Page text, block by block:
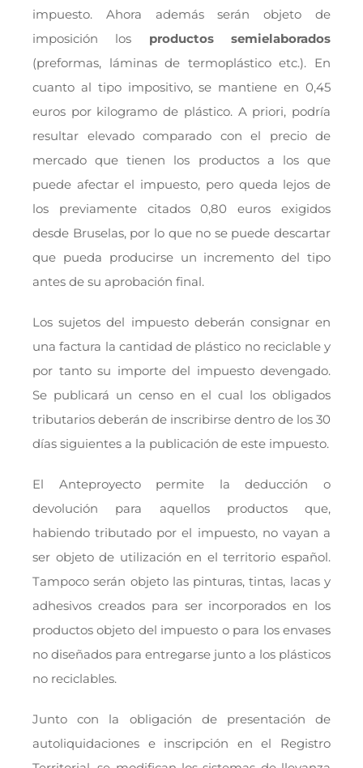
impuesto. Ahora además serán objeto de
imposición los productos semielaborados
(preformas, láminas de termoplástico etc.). En
cuanto al tipo impositivo, se mantiene en 0,45
euros por kilogramo de plástico. A priori, podría
resultar elevado comparado con el precio de
mercado que tienen los productos a los que
puede afectar el impuesto, pero queda lejos de
los previamente citados 0,80 euros exigidos
desde Bruselas, por lo que no se puede descartar
que pueda producirse un incremento del tipo
antes de su aprobación final.
Los sujetos del impuesto deberán consignar en
una factura la cantidad de plástico no reciclable y
por tanto su importe del impuesto devengado.
Se publicará un censo en el cual los obligados
tributarios deberán de inscribirse dentro de los 30
días siguientes a la publicación de este impuesto.
El Anteproyecto permite la deducción o
devolución para aquellos productos que,
habiendo tributado por el impuesto, no vayan a
ser objeto de utilización en el territorio español.
Tampoco serán objeto las pinturas, tintas, lacas y
adhesivos creados para ser incorporados en los
productos objeto del impuesto o para los envases
no diseñados para entregarse junto a los plásticos
no reciclables.
Junto con la obligación de presentación de
autoliquidaciones e inscripción en el Registro